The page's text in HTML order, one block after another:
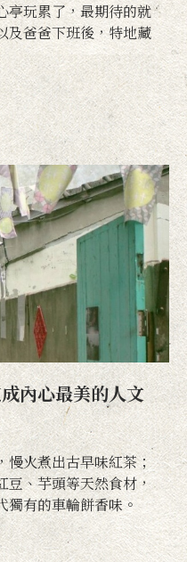
亭玩累了，最期待的就
及爸爸下班後，特地藏
內心最美的人文
慢火煮出古早味紅茶；
豆、芋頭等天然食材，
有的車輪餅香味。